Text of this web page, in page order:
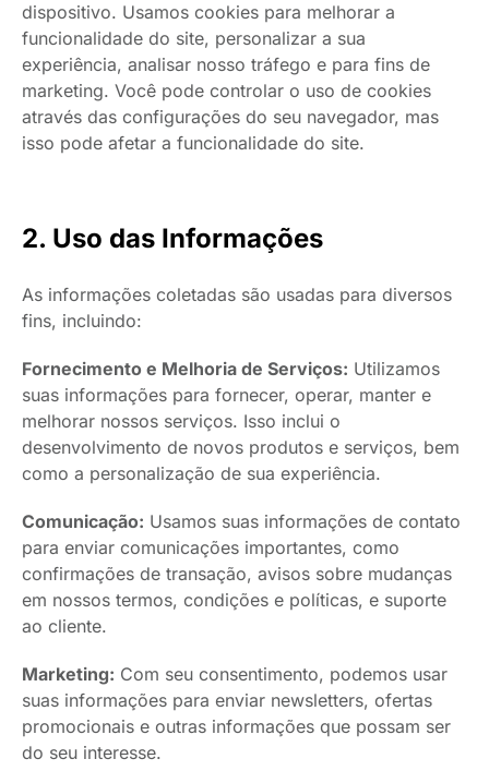
dispositivo. Usamos cookies para melhorar a
funcionalidade do site, personalizar a sua
experiência, analisar nosso tráfego e para fins de
marketing. Você pode controlar o uso de cookies
através das configurações do seu navegador, mas
isso pode afetar a funcionalidade do site.
2. Uso das Informações
As informações coletadas são usadas para diversos
fins, incluindo:
Fornecimento e Melhoria de Serviços: Utilizamos
suas informações para fornecer, operar, manter e
melhorar nossos serviços. Isso inclui o
desenvolvimento de novos produtos e serviços, bem
como a personalização de sua experiência.
Comunicação: Usamos suas informações de contato
para enviar comunicações importantes, como
confirmações de transação, avisos sobre mudanças
em nossos termos, condições e políticas, e suporte
ao cliente.
Marketing: Com seu consentimento, podemos usar
suas informações para enviar newsletters, ofertas
promocionais e outras informações que possam ser
do seu interesse.